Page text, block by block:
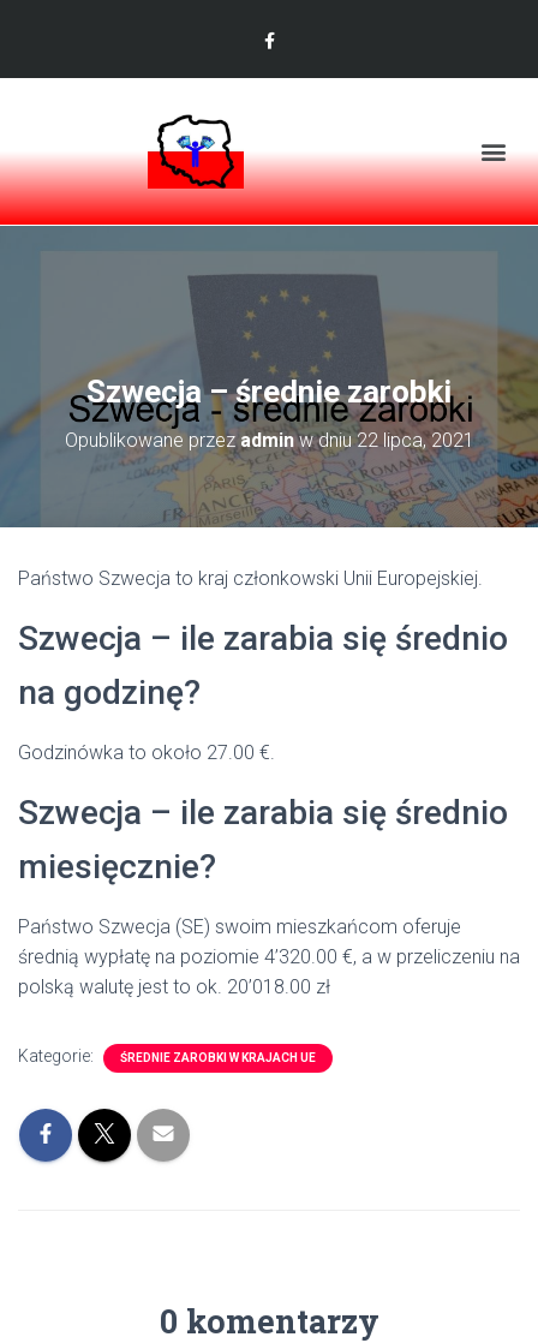
Szwecja – średnie zarobki
Opublikowane przez adminw dniu22 lipca, 2021
Państwo Szwecja to kraj członkowski Unii Europejskiej.
Szwecja – ile zarabia się średnio
na godzinę?
Godzinówka to około 27.00 €.
Szwecja – ile zarabia się średnio
miesięcznie?
Państwo Szwecja (SE) swoim mieszkańcom oferuje
średnią wypłatę na poziomie 4’320.00 €, a w przeliczeniu na
polską walutę jest to ok. 20’018.00 zł
Kategorie: ŚREDNIE ZAROBKI W KRAJACH UE
0 komentarzy